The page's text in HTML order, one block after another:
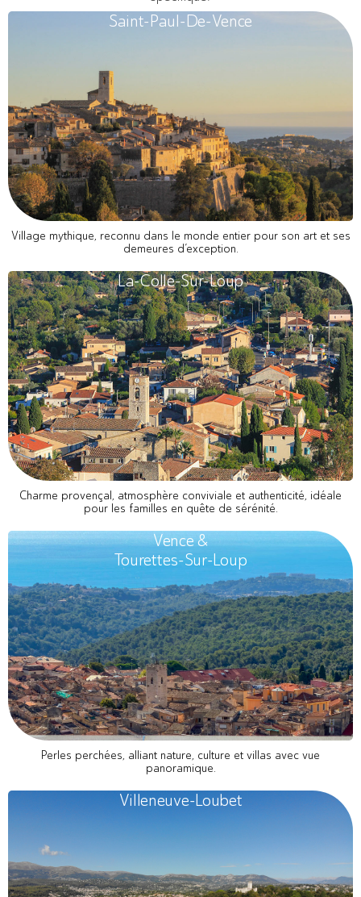
Saint-Paul-De-Vence
Village mythique, reconnu dans le monde entier pour son art et ses
demeures d’exception.
La-Colle-Sur-Loup
Charme provençal, atmosphère conviviale et authenticité, idéale
pour les familles en quête de sérénité.
Vence &
Tourettes-Sur-Loup
Perles perchées, alliant nature, culture et villas avec vue
panoramique.
Villeneuve-Loubet